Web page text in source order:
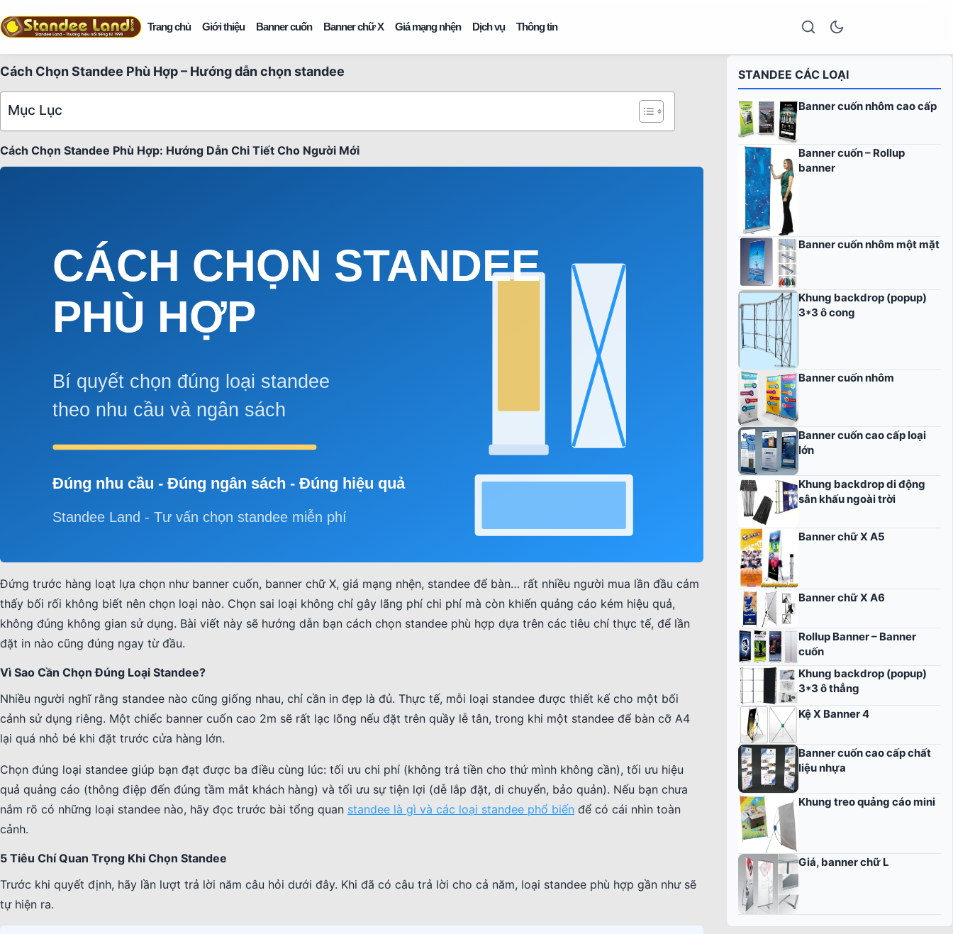
Trang chủ Giới thiệu Banner cuốn Banner chữ X Giá mạng nhện Dịch vụ Thông tin
Cách Chọn Standee Phù Hợp – Hướng dẫn chọn standee
Mục Lục
Cách Chọn Standee Phù Hợp: Hướng Dẫn Chi Tiết Cho Người Mới
Đứng trước hàng loạt lựa chọn như banner cuốn, banner chữ X, giá mạng nhện, standee để bàn… rất nhiều người mua lần đầu cảm
thấy bối rối không biết nên chọn loại nào. Chọn sai loại không chỉ gây lãng phí chi phí mà còn khiến quảng cáo kém hiệu quả,
không đúng không gian sử dụng. Bài viết này sẽ hướng dẫn bạn cách chọn standee phù hợp dựa trên các tiêu chí thực tế, để lần
đặt in nào cũng đúng ngay từ đầu.
Vì Sao Cần Chọn Đúng Loại Standee?
Nhiều người nghĩ rằng standee nào cũng giống nhau, chỉ cần in đẹp là đủ. Thực tế, mỗi loại standee được thiết kế cho một bối
cảnh sử dụng riêng. Một chiếc banner cuốn cao 2m sẽ rất lạc lõng nếu đặt trên quầy lễ tân, trong khi một standee để bàn cỡ A4
lại quá nhỏ bé khi đặt trước cửa hàng lớn.
Chọn đúng loại standee giúp bạn đạt được ba điều cùng lúc: tối ưu chi phí (không trả tiền cho thứ mình không cần), tối ưu hiệu
quả quảng cáo (thông điệp đến đúng tầm mắt khách hàng) và tối ưu sự tiện lợi (dễ lắp đặt, di chuyển, bảo quản). Nếu bạn chưa
nắm rõ có những loại standee nào, hãy đọc trước bài tổng quan standee là gì và các loại standee phổ biến để có cái nhìn toàn
cảnh.
5 Tiêu Chí Quan Trọng Khi Chọn Standee
Trước khi quyết định, hãy lần lượt trả lời năm câu hỏi dưới đây. Khi đã có câu trả lời cho cả năm, loại standee phù hợp gần như sẽ
tự hiện ra.
STANDEE CÁC LOẠI
Banner cuốn nhôm cao cấp
Banner cuốn – Rollup
banner
Banner cuốn nhôm một mặt
Khung backdrop (popup)
3*3 ô cong
Banner cuốn nhôm
Banner cuốn cao cấp loại
lớn
Khung backdrop di động
sân khấu ngoài trời
Banner chữ X A5
Banner chữ X A6
Rollup Banner – Banner
cuốn
Khung backdrop (popup)
3*3 ô thẳng
Kệ X Banner 4
Banner cuốn cao cấp chất
liệu nhựa
Khung treo quảng cáo mini
Giá, banner chữ L